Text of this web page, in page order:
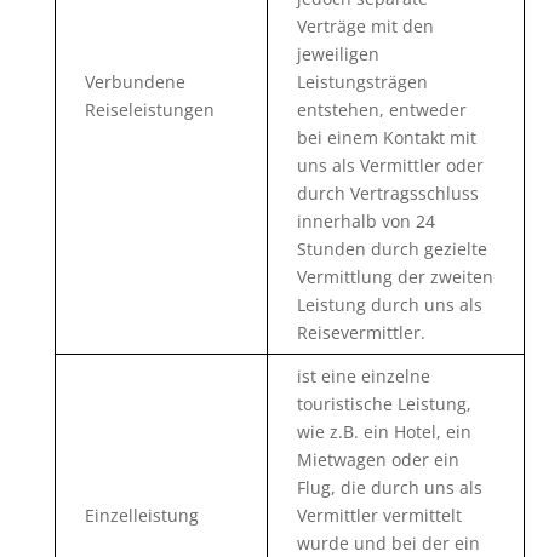
Verbundene
Reiseleistungen
Verträge mit den
jeweiligen
Leistungsträgen
entstehen, entweder
bei einem Kontakt mit
uns als Vermittler oder
durch Vertragsschluss
innerhalb von 24
Stunden durch gezielte
Vermittlung der zweiten
Leistung durch uns als
Reisevermittler.
Einzelleistung
ist eine einzelne
touristische Leistung,
wie z.B. ein Hotel, ein
Mietwagen oder ein
Flug, die durch uns als
Vermittler vermittelt
wurde und bei der ein